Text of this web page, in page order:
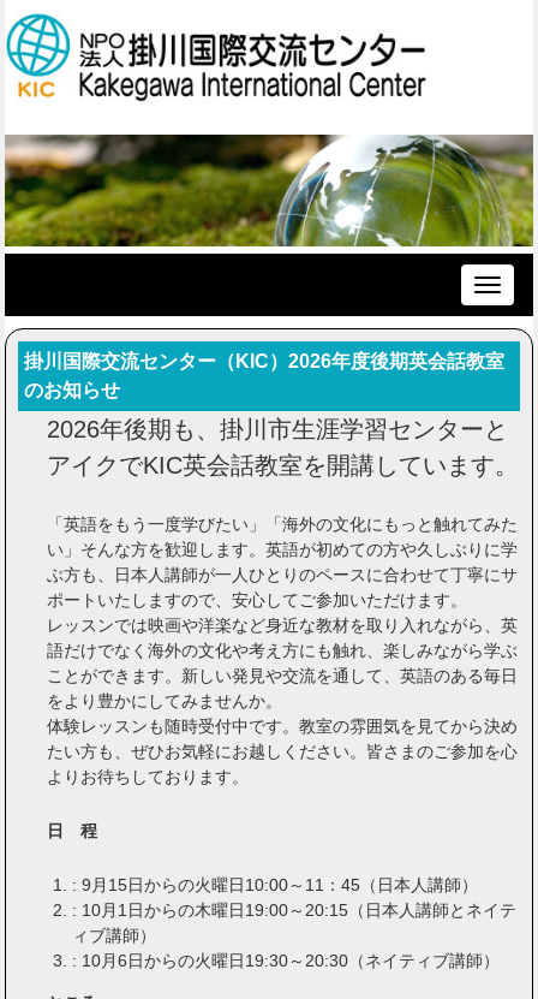
Toggle
掛川国際交流センター（KIC）2026年度後期英会話教室
のお知らせ
2026年後期も、掛川市生涯学習センターと
アイクでKIC英会話教室を開講しています。
「英語をもう一度学びたい」「海外の文化にもっと触れてみた
い」そんな方を歓迎します。英語が初めての方や久しぶりに学
ぶ方も、日本人講師が一人ひとりのペースに合わせて丁寧にサ
ポートいたしますので、安心してご参加いただけます。
レッスンでは映画や洋楽など身近な教材を取り入れながら、英
語だけでなく海外の文化や考え方にも触れ、楽しみながら学ぶ
ことができます。新しい発見や交流を通して、英語のある毎日
をより豊かにしてみませんか。
体験レッスンも随時受付中です。教室の雰囲気を見てから決め
たい方も、ぜひお気軽にお越しください。皆さまのご参加を心
よりお待ちしております。
日 程
: 9月15日からの火曜日10:00～11：45（日本人講師）
: 10月1日からの木曜日19:00～20:15（日本人講師とネイテ
ィブ講師）
: 10月6日からの火曜日19:30～20:30（ネイティブ講師）